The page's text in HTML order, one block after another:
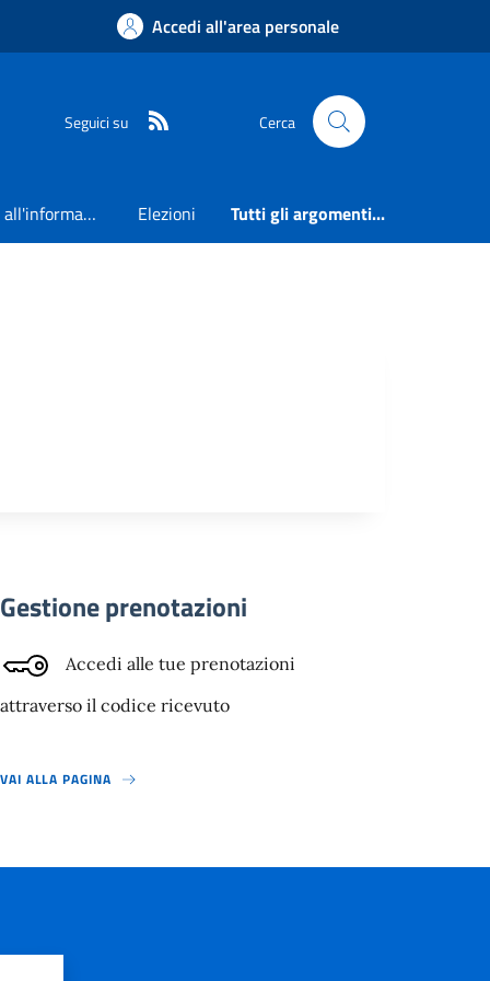
Accedi all'area personale
Seguici su Cerca
Accesso all'informazione Elezioni Tutti gli argomenti...
Gestione prenotazioni
Accedi alle tue prenotazioni
attraverso il codice ricevuto
VAI ALLA PAGINA